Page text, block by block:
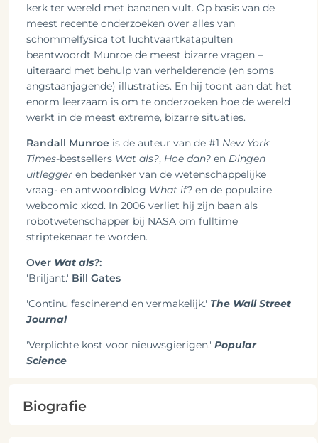
kerk ter wereld met bananen vult. Op basis van de
meest recente onderzoeken over alles van
schommelfysica tot luchtvaartkatapulten
beantwoordt Munroe de meest bizarre vragen –
uiteraard met behulp van verhelderende (en soms
angstaanjagende) illustraties. En hij toont aan dat het
enorm leerzaam is om te onderzoeken hoe de wereld
werkt in de meest extreme, bizarre situaties.
Randall Munroeis de auteur van de #1 New York
Times-bestsellers Wat als?, Hoe dan?en Dingen
uitleggeren bedenker van de wetenschappelijke
vraag- en antwoordblog What if?en de populaire
webcomic xkcd. In 2006 verliet hij zijn baan als
robotwetenschapper bij NASA om fulltime
striptekenaar te worden.
Over Wat als?:
'Briljant.' Bill Gates
'Continu fascinerend en vermakelijk.' The Wall Street
Journal
'Verplichte kost voor nieuwsgierigen.' Popular
Science
Biografie